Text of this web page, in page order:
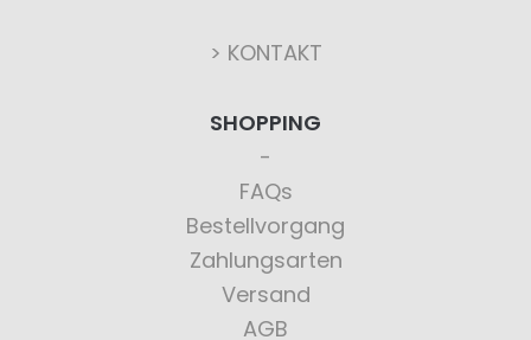
> KONTAKT
SHOPPING
FAQs
Bestellvorgang
Zahlungsarten
Versand
AGB